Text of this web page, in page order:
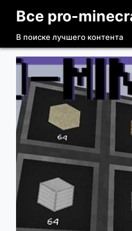
П
р
е
к
Все pro-
В поиске лучшего контента